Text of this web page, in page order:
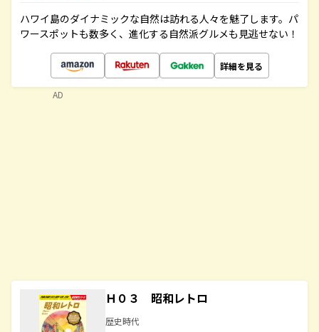
ハワイ島のダイナミックな自然は訪れる人々を魅了します。パ
ワースポットも数多く、進化する自然派グルメも見逃せない！
詳細を見る
Ｈ０３ 昭和レトロ
歴史時代
AD